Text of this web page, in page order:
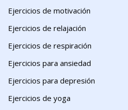
Ejercicios de motivación
Ejercicios de relajación
Ejercicios de respiración
Ejercicios para ansiedad
Ejercicios para depresión
Ejercicios de yoga